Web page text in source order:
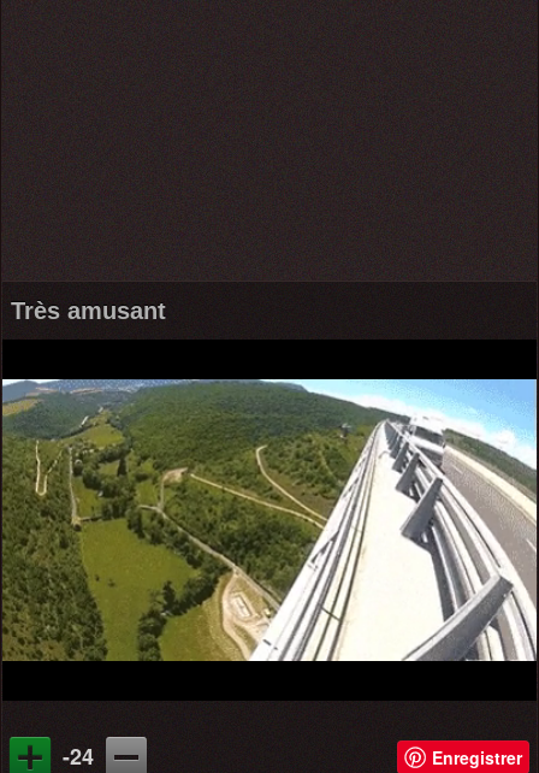
Très amusant
-24 Enregistrer